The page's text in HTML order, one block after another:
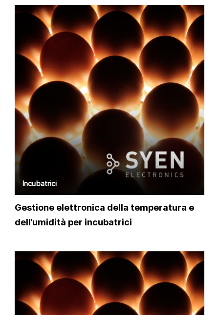
Incubatrici
Gestione elettronica della temperatura e
dell’umidità per incubatrici